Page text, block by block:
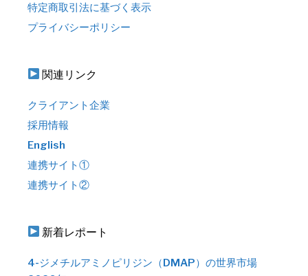
特定商取引法に基づく表示
プライバシーポリシー
関連リンク
クライアント企業
採用情報
English
連携サイト①
連携サイト②
新着レポート
4-ジメチルアミノピリジン（DMAP）の世界市場